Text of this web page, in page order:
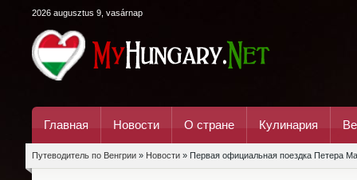
2026 augusztus 9, vasárnap
Главная Новости О стране Кулинария
Путеводитель по Венгрии » Новости » Первая официальная поездка Петера